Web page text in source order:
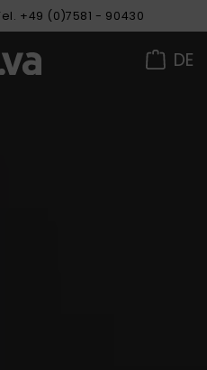
+49 (0)7581 - 90430
DE